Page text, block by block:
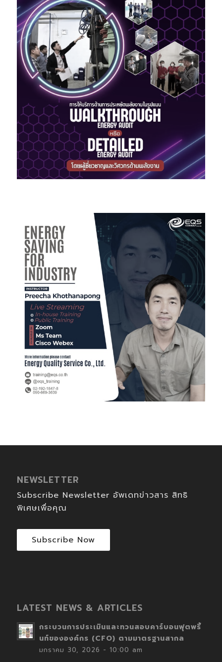
NEWSLETTER
Subscribe Newsletter อัพเดทข่าวสาร สิทธิ
พิเศษเพื่อคุณ
Subscribe Now
LATEST NEWS & ARTICLES
กระบวนการประเมินและทวนสอบคาร์บอนฟุตพริ้
นท์ขององค์กร (CFO) ตามมาตรฐานสากล
มกราคม 30, 2026 - 10:00 am